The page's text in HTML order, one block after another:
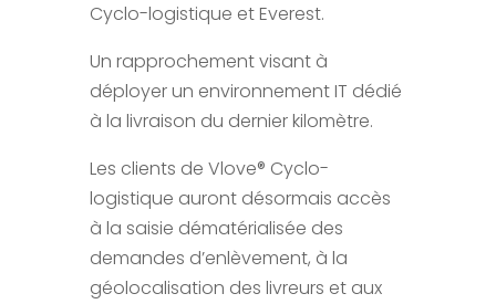
Cyclo-logistique et Everest.
Un rapprochement visant à
déployer un environnement IT dédié
à la livraison du dernier kilomètre.
Les clients de Vlove® Cyclo-
logistique auront désormais accès
à la saisie dématérialisée des
demandes d’enlèvement, à la
géolocalisation des livreurs et aux